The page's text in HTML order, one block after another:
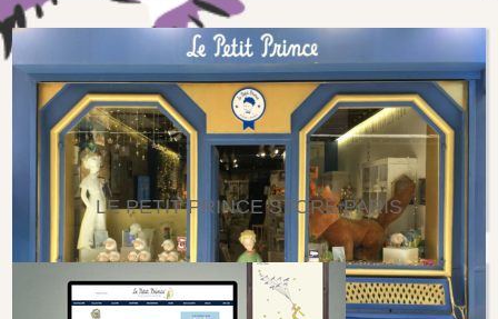
LE PETIT PRINCE STORE PARIS